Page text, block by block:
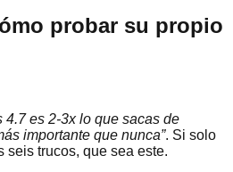
probar su propio
4.7 es 2-3x lo que sacas de
importante que nunca”. Si solo
seis trucos, que sea este.